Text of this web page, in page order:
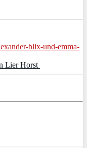
Lier Horst